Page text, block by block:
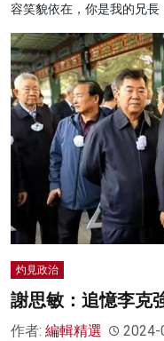
容笑貌依在，你是我的兄長
灼見政治
謝思敏：追憶李克
作者: 編輯精選 2024-